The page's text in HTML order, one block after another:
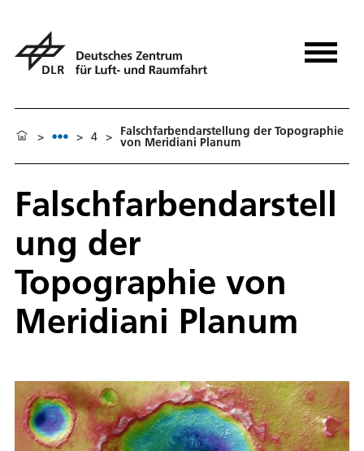
> > 4 > Falschfarbendarstellung der Topographie
von Meridiani Planum
Falschfarbendarstell
ung der
Topographie von
Meridiani Planum